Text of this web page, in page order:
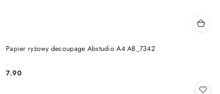
Papier ryżowy decoupage Abstudio A4 AB_7342
Cena:
7.90